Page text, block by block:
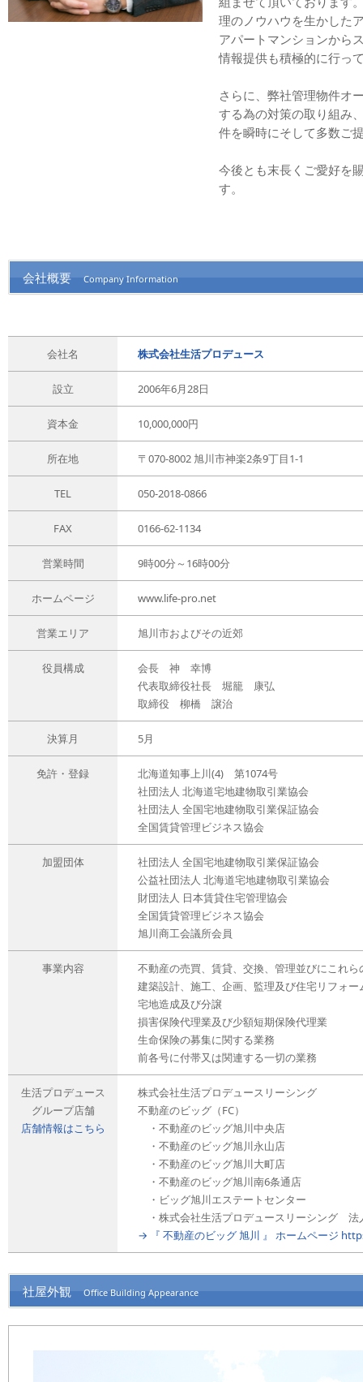
理のノウハウを生かした
アパートマンションから
情報提供も積極的に行っ
さらに、弊社管理物件オ
する為の対策の取り組み
件を瞬時にそして多数ご
今後とも末長くご愛好を
す。
会社概要 Company Information
会社名 株式会社生活プロデュース
設立 2006年6月28日
資本金 10,000,000円
所在地 〒070-8002 旭川市神楽2条9丁目1-1
TEL 050-2018-0866
FAX 0166-62-1134
営業時間 9時00分～16時00分
ホームページ www.life-pro.net
営業エリア 旭川市およびその近郊
役員構成
会長 神 幸博
代表取締役社長 堀籠 康弘
取締役 柳橋 譲治
決算月 5月
免許・登録
北海道知事上川(4) 第1074号
社団法人 北海道宅地建物取引業協会
社団法人 全国宅地建物取引業保証協会
全国賃貸管理ビジネス協会
加盟団体
社団法人 全国宅地建物取引業保証協会
公益社団法人 北海道宅地建物取引業協会
財団法人 日本賃貸住宅管理協会
全国賃貸管理ビジネス協会
旭川商工会議所会員
事業内容
不動産の売買、賃貸、交換、管理並びにこれら
建築設計、施工、企画、監理及び住宅リフォー
宅地造成及び分譲
損害保険代理業及び少額短期保険代理業
生命保険の募集に関する業務
前各号に付帯又は関連する一切の業務
生活プロデュース
グループ店舗
店舗情報はこちら
株式会社生活プロデュースリーシング
不動産のビッグ（FC）
・不動産のビッグ旭川中央店
・不動産のビッグ旭川永山店
・不動産のビッグ旭川大町店
・不動産のビッグ旭川南6条通店
・ビッグ旭川エステートセンター
・株式会社生活プロデュースリーシング 法
→ 『 不動産のビッグ 旭川 』 ホームページ
社屋外観 Office Building Appearance